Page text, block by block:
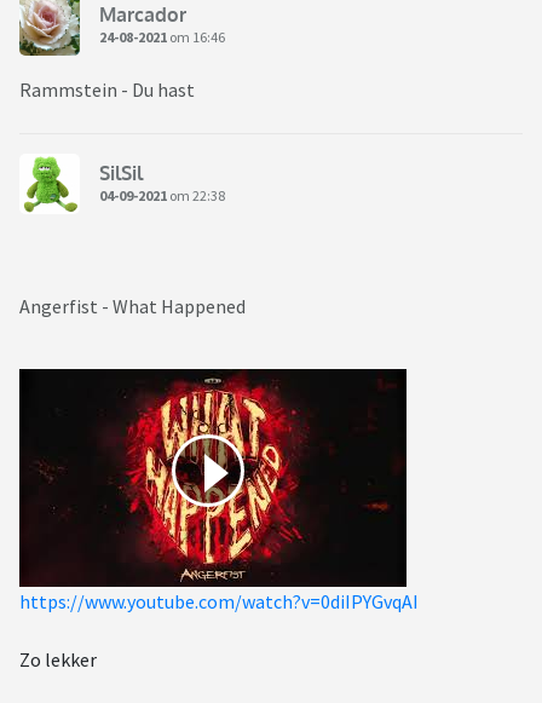
Marcador
24-08-2021 om 16:46
Rammstein - Du hast
SilSil
04-09-2021 om 22:38
Angerfist - What Happened
https://www.youtube.com/watch?v=0diIPYGvqAI
Zo lekker